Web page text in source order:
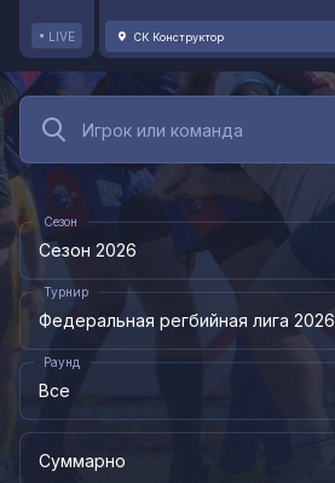
LIVE СК Конструктор
Сезон 2026
Сезон
Федеральная регбийная лига 2026
Турнир
Все
Раунд
Суммарно